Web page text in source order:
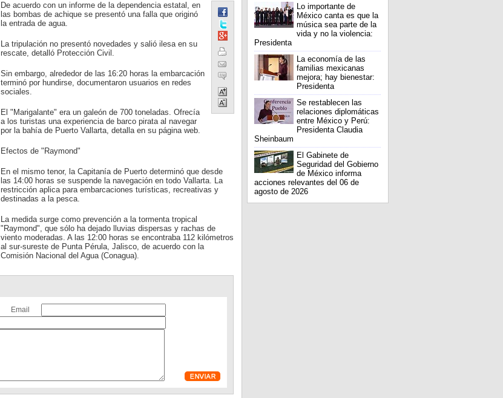
De acuerdo con un informe de la dependencia estatal, en
las bombas de achique se presentó una falla que originó
la entrada de agua.
La tripulación no presentó novedades y salió ilesa en su
rescate, detalló Protección Civil.
Sin embargo, alrededor de las 16:20 horas la embarcación
terminó por hundirse, documentaron usuarios en redes
sociales.
El "Marigalante" era un galeón de 700 toneladas. Ofrecía
a los turistas una experiencia de barco pirata al navegar
por la bahía de Puerto Vallarta, detalla en su página web.
Efectos de "Raymond"
En el mismo tenor, la Capitanía de Puerto determinó que desde
las 14:00 horas se suspende la navegación en todo Vallarta. La
restricción aplica para embarcaciones turísticas, recreativas y
destinadas a la pesca.
La medida surge como prevención a la tormenta tropical
"Raymond", que sólo ha dejado lluvias dispersas y rachas de
viento moderadas. A las 12:00 horas se encontraba 112 kilómetros
al sur-sureste de Punta Pérula, Jalisco, de acuerdo con la
Comisión Nacional del Agua (Conagua).
Email
Lo importante de
México canta es que la
música sea parte de la
vida y no la violencia:
Presidenta
La economía de las
familias mexicanas
mejora; hay bienestar:
Presidenta
Se restablecen las
relaciones diplomáticas
entre México y Perú:
Presidenta Claudia
Sheinbaum
El Gabinete de
Seguridad del Gobierno
de México informa
acciones relevantes del 06 de
agosto de 2026